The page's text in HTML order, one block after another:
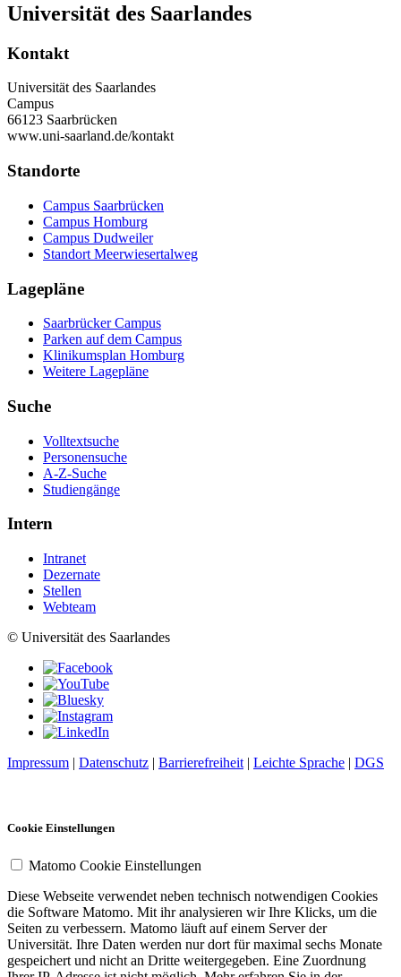
Universität des Saarlandes
Kontakt
Universität des Saarlandes
Campus
66123 Saarbrücken
www.uni-saarland.de/kontakt
Standorte
Campus Saarbrücken
Campus Homburg
Campus Dudweiler
Standort Meerwiesertalweg
Lagepläne
Saarbrücker Campus
Parken auf dem Campus
Klinikumsplan Homburg
Weitere Lagepläne
Suche
Volltextsuche
Personensuche
A-Z-Suche
Studiengänge
Intern
Intranet
Dezernate
Stellen
Webteam
© Universität des Saarlandes
Impressum | Datenschutz | Barrierefreiheit | Leichte Sprache | DGS
Cookie Einstellungen
Matomo Cookie Einstellungen
Diese Webseite verwendet neben technisch notwendigen Cookies
die Software Matomo. Mit ihr analysieren wir Ihre Klicks, um die
Seiten zu verbessern. Matomo läuft auf einem Server der
Universität. Ihre Daten werden nur dort für maximal sechs Monate
gespeichert und nicht an Dritte weitergegeben. Eine Zuordnung